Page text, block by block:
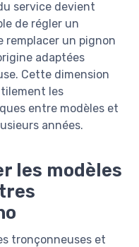
service devient
de régler un
remplacer un pignon
adaptées
Cette dimension
les
entre modèles et
années.
les modèles
tronçonneuses et